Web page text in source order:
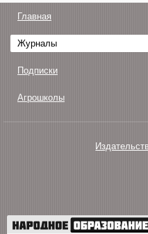
Главная
Журналы
Подписки
Агрошколы